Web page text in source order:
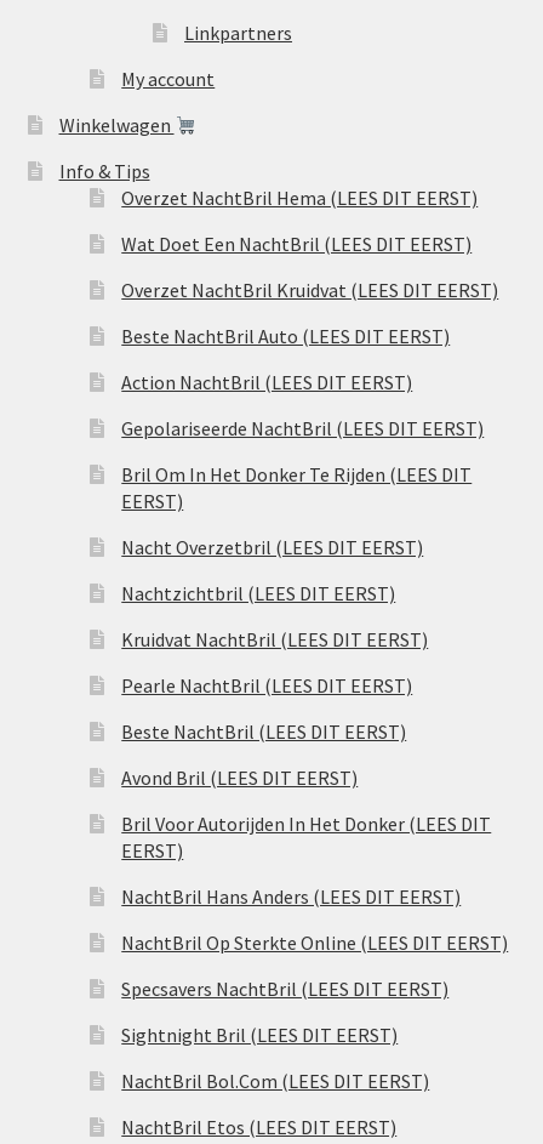
Linkpartners
My account
Winkelwagen
Info & Tips
Overzet NachtBril Hema (LEES DIT EERST)
Wat Doet Een NachtBril (LEES DIT EERST)
Overzet NachtBril Kruidvat (LEES DIT EERST)
Beste NachtBril Auto (LEES DIT EERST)
Action NachtBril (LEES DIT EERST)
Gepolariseerde NachtBril (LEES DIT EERST)
Bril Om In Het Donker Te Rijden (LEES DIT
EERST)
Nacht Overzetbril (LEES DIT EERST)
Nachtzichtbril (LEES DIT EERST)
Kruidvat NachtBril (LEES DIT EERST)
Pearle NachtBril (LEES DIT EERST)
Beste NachtBril (LEES DIT EERST)
Avond Bril (LEES DIT EERST)
Bril Voor Autorijden In Het Donker (LEES DIT
EERST)
NachtBril Hans Anders (LEES DIT EERST)
NachtBril Op Sterkte Online (LEES DIT EERST)
Specsavers NachtBril (LEES DIT EERST)
Sightnight Bril (LEES DIT EERST)
NachtBril Bol.Com (LEES DIT EERST)
NachtBril Etos (LEES DIT EERST)